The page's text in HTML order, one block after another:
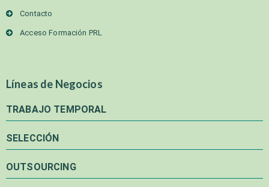
Contacto
Acceso Formación PRL
Líneas de Negocios
TRABAJO TEMPORAL
SELECCIÓN
OUTSOURCING